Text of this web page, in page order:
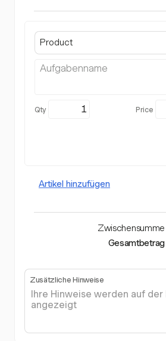
Product
Artikel hinzufügen
Zwischensumme
Gesamtbetrag
Zusätzliche Hinweise